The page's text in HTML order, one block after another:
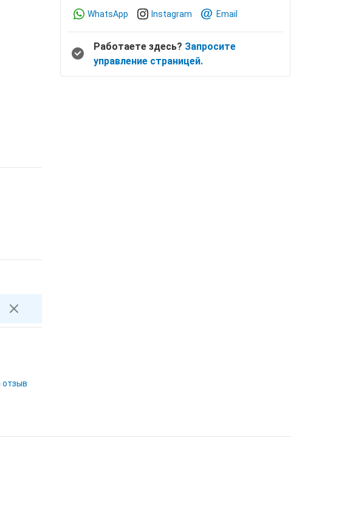
отзыв
WhatsApp Instagram Email
Работаете здесь? Запросите
управление страницей.